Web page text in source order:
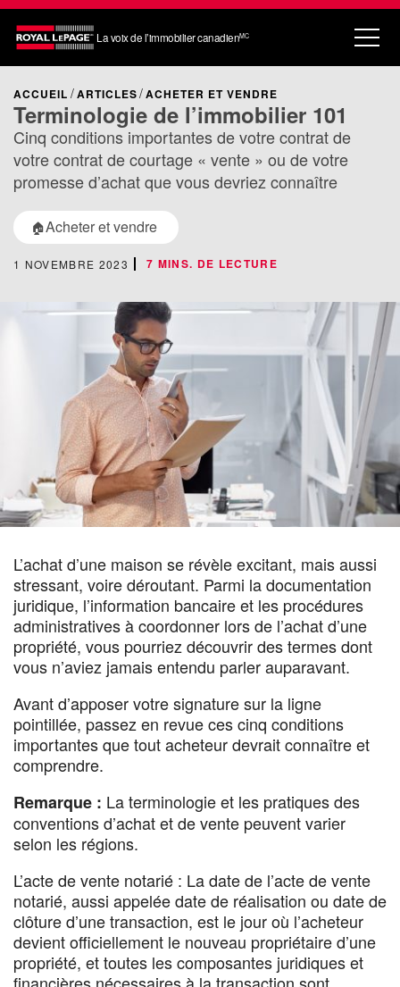
La voix de l’immobilier canadienMC
ACCUEIL ARTICLES ACHETER ET VENDRE
Terminologie de l’immobilier 101
Cinq conditions importantes de votre contrat de
votre contrat de courtage « vente » ou de votre
promesse d’achat que vous devriez connaître
🏠Acheter et vendre
1 NOVEMBRE 2023 7 MINS. DE LECTURE
L’achat d’une maison se révèle excitant, mais aussi
stressant, voire déroutant. Parmi la documentation
juridique, l’information bancaire et les procédures
administratives à coordonner lors de l’achat d’une
propriété, vous pourriez découvrir des termes dont
vous n’aviez jamais entendu parler auparavant.
Avant d’apposer votre signature sur la ligne
pointillée, passez en revue ces cinq conditions
importantes que tout acheteur devrait connaître et
comprendre.
Remarque : La terminologie et les pratiques des
conventions d’achat et de vente peuvent varier
selon les régions.
L’acte de vente notarié : La date de l’acte de vente
notarié, aussi appelée date de réalisation ou date de
clôture d’une transaction, est le jour où l’acheteur
devient officiellement le nouveau propriétaire d’une
propriété, et toutes les composantes juridiques et